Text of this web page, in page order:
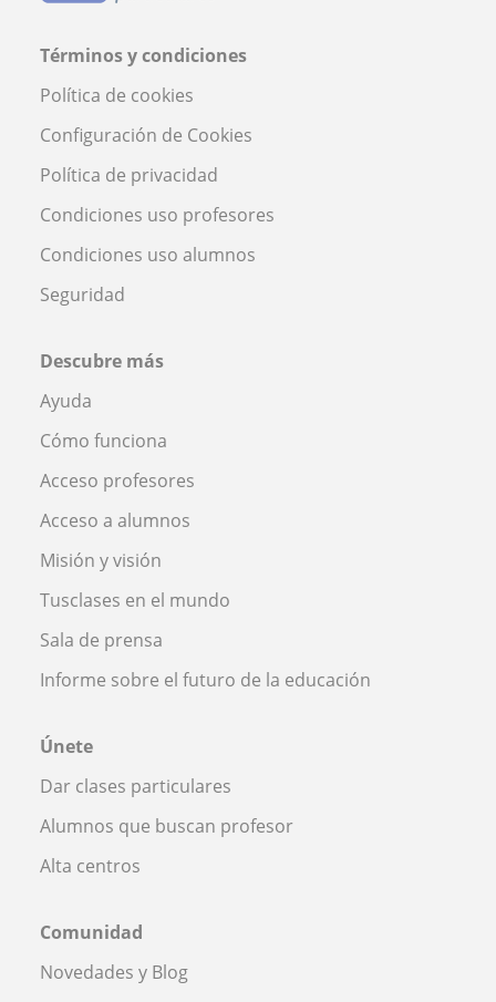
Términos y condiciones
Política de cookies
Configuración de Cookies
Política de privacidad
Condiciones uso profesores
Condiciones uso alumnos
Seguridad
Descubre más
Ayuda
Cómo funciona
Acceso profesores
Acceso a alumnos
Misión y visión
Tusclases en el mundo
Sala de prensa
Informe sobre el futuro de la educación
Únete
Dar clases particulares
Alumnos que buscan profesor
Alta centros
Comunidad
Novedades y Blog